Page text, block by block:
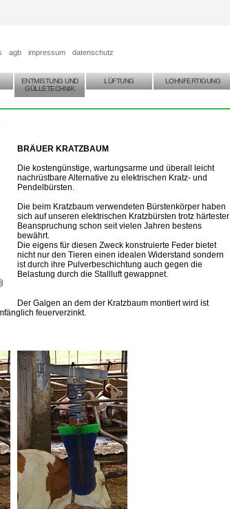
agb impressum datenschutz
ENTMISTUNG UND
GÜLLETECHNIK
LÜFTUNG LOHNFERTIGUNG
BRÄUER KRATZBAUM
Die kostengünstige, wartungsarme und überall leicht
nachrüstbare Alternative zu elektrischen Kratz- und
Pendelbürsten.
Die beim Kratzbaum verwendeten Bürstenkörper haben
sich auf unseren elektrischen Kratzbürsten trotz härtester
Beanspruchung schon seit vielen Jahren bestens
bewährt.
Die eigens für diesen Zweck konstruierte Feder bietet
nicht nur den Tieren einen idealen Widerstand sondern
ist durch ihre Pulverbeschichtung auch gegen die
Belastung durch die Stallluft gewappnet.
Der Galgen an dem der Kratzbaum montiert wird ist
feuerverzinkt.